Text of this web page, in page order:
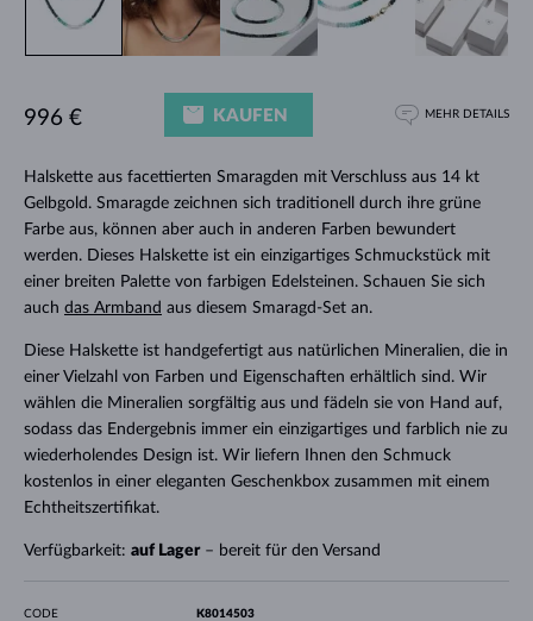
Halskette aus facettierten Smaragden mit Verschluss aus 14 kt
Gelbgold. Smaragde zeichnen sich traditionell durch ihre grüne
Farbe aus, können aber auch in anderen Farben bewundert
werden. Dieses Halskette ist ein einzigartiges Schmuckstück mit
einer breiten Palette von farbigen Edelsteinen. Schauen Sie sich
auch das Armband aus diesem Smaragd-Set an.
Diese Halskette ist handgefertigt aus natürlichen Mineralien, die in
einer Vielzahl von Farben und Eigenschaften erhältlich sind. Wir
wählen die Mineralien sorgfältig aus und fädeln sie von Hand auf,
sodass das Endergebnis immer ein einzigartiges und farblich nie zu
wiederholendes Design ist. Wir liefern Ihnen den Schmuck
kostenlos in einer eleganten Geschenkbox zusammen mit einem
Echtheitszertifikat.
Verfügbarkeit: auf Lager– bereit für den Versand
996 € KAUFEN MEHR DETAILS
CODE K8014503